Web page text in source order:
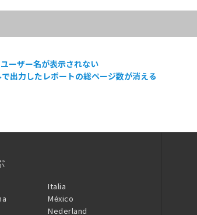
ーザー名が表示されない
出力したレポートの総ページ数が消える
Italia
México
Nederland